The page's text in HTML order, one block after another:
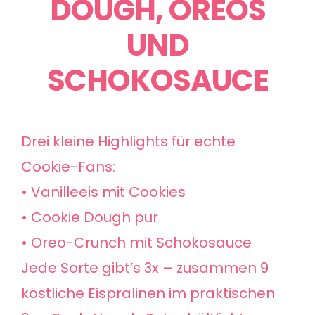
DOUGH, OREOS
UND
SCHOKOSAUCE
Drei kleine Highlights für echte
Cookie-Fans:
• Vanilleeis mit Cookies
• Cookie Dough pur
• Oreo-Crunch mit Schokosauce
Jede Sorte gibt’s 3x – zusammen 9
köstliche Eispralinen im praktischen